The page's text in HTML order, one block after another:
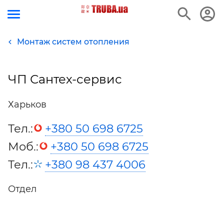
Монтаж систем отопления
ЧП Сантех-сервис
Харьков
Тел.:
+380 50 698 6725
Моб.:
+380 50 698 6725
Тел.:
+380 98 437 4006
Отдел